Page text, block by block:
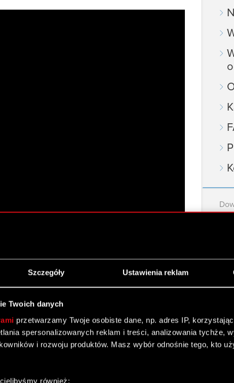
Szczegóły Ustawienia reklam
Twoich danych
przetwarzamy Twoje osobiste dane, np. adres IP,
spersonalizowanych reklam i treści, analizowania tychże,
i rozwoju produktów. Masz wybór odnośnie tego, kto
również:
CD PROJEKT za 2023 r.
S.A. za 2023 r.
PROJEKT za 2023 r.
za 2023 r.
2023 [EN]